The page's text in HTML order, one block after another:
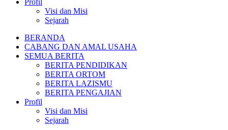
Profil
Visi dan Misi
Sejarah
BERANDA
CABANG DAN AMAL USAHA
SEMUA BERITA
BERITA PENDIDIKAN
BERITA ORTOM
BERITA LAZISMU
BERITA PENGAJIAN
Profil
Visi dan Misi
Sejarah